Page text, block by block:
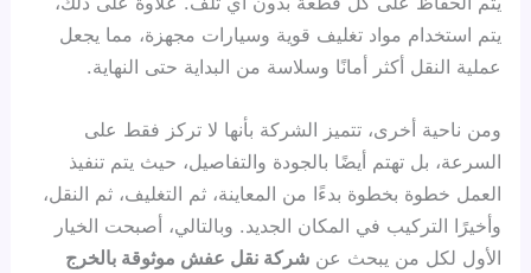
يتم استخدام مواد تغليف قوية وسيارات مجهزة، مما يجعل
عملية النقل أكثر أمانًا وسلاسة من البداية حتى النهاية.
ومن ناحية أخرى، تتميز الشركة بأنها لا تركز فقط على
السرعة، بل تهتم أيضًا بالجودة والتفاصيل، حيث يتم تنفيذ
العمل خطوة بخطوة بدءًا من المعاينة، ثم التغليف، ثم النقل،
وأخيرًا التركيب في المكان الجديد. وبالتالي، أصبحت الخيار
الأول لكل من يبحث عنشركة نقل عفش موثوقة بالخرج